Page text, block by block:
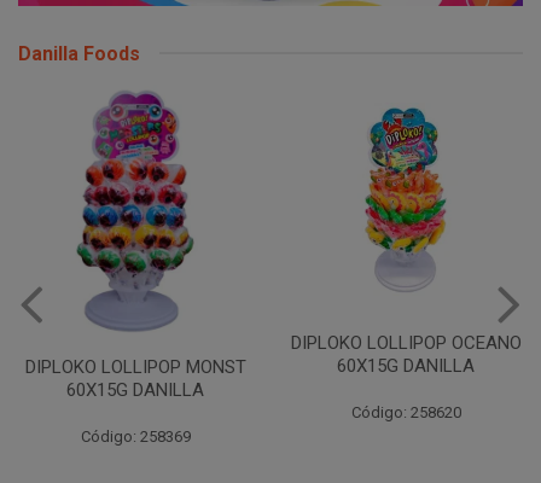
Danilla Foods
60X15G DANILLA
DIPLOKO LOLLIPOP ARCO
POP 60X15G DANILLA
Código: 258621